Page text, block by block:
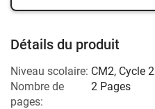
Détails du produit
Niveau scolaire: CM2, Cycle 2
Nombre de
pages:
2 Pages